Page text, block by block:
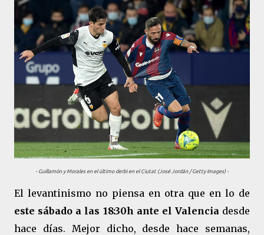
- Guillamón y Morales en el último derbi en el Ciutat (José Jordán / Getty Images) -
El levantinismo no piensa en otra que en lo de
este sábado a las 18:30h ante el Valenciadesde
hace días. Mejor dicho, desde hace semanas,